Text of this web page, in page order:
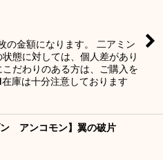
の金額になります。 二アミン
状態に対しては、個人差があり
こだわりのある方は、ご購入を
庫は十分注意しております
ン アンコモン】翼の破片